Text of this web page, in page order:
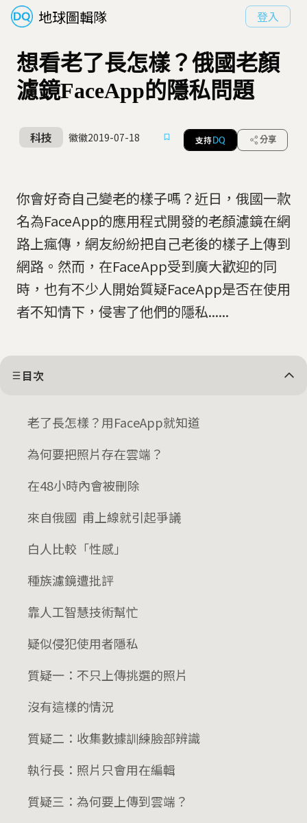
地球圖輯隊 登入
想看老了長怎樣？俄國老顏
濾鏡FaceApp的隱私問題
科技 徽徽2019-07-18 支持 DQ 分享
你會好奇自己變老的樣子嗎？近日，俄國一款
名為FaceApp的應用程式開發的老顏濾鏡在網
路上瘋傳，網友紛紛把自己老後的樣子上傳到
網路。然而，在FaceApp受到廣大歡迎的同
時，也有不少人開始質疑FaceApp是否在使用
者不知情下，侵害了他們的隱私......
目次
老了長怎樣？用FaceApp就知道
為何要把照片存在雲端？
在48小時內會被刪除
來自俄國 甫上線就引起爭議
白人比較「性感」
種族濾鏡遭批評
靠人工智慧技術幫忙
疑似侵犯使用者隱私
質疑一：不只上傳挑選的照片
沒有這樣的情況
質疑二：收集數據訓練臉部辨識
執行長：照片只會用在編輯
質疑三：為何要上傳到雲端？